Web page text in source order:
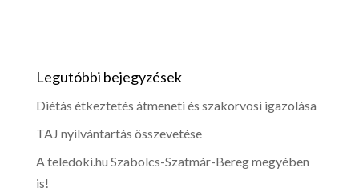
Legutóbbi bejegyzések
Diétás étkeztetés átmeneti és szakorvosi igazolása
TAJ nyilvántartás összevetése
A teledoki.hu Szabolcs-Szatmár-Bereg megyében
is!